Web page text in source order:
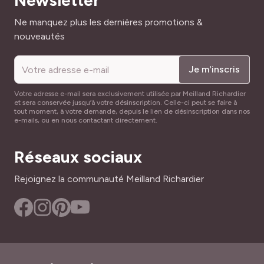
le pied de vos rosiers buissons à grandes fleurs
Livrée en godet.
FAMILLE
Vivaces
Semi-persistant
NOM COMMUN
Campanule des murs, Campanule de Dalmatie
Non parfumée
TYPE DE PORT
Coussin, Couvre-sol
Normal
DENSITÉ DE PLANTATION
7/m2
FACILITÉ DE CULTURE
Très facile à réussir
HAUTEUR
20 cm
INTÉRÊT DÉCORATIF
Durée de floraison, Feuillage persistant, Floraison
décorative, Couvre-sol
LARGEUR ADULTE
30 cm
Adresse mail
Ne manquez plus les dernières promotions &
nouveautés
Je m'inscris
Votre adresse e-mail sera exclusivement utilisée par Meilland Richardier
et sera conservée jusqu’à votre désinscription. Celle-ci peut se faire à
tout moment, à votre demande, depuis le lien de désinscription dans nos
e-mails, ou en nous contactant directement.
Réseaux sociaux
Rejoignez la communauté Meilland Richardier